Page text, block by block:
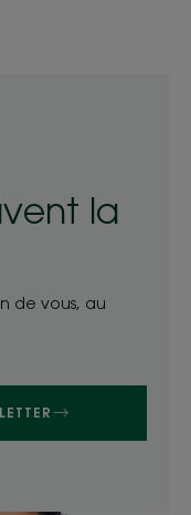
la
de vous, au